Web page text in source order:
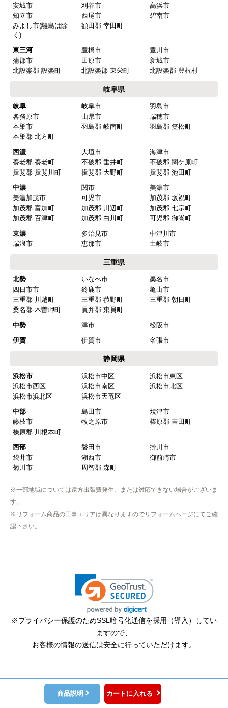
【注文商品】換気扇・レンジフー
【このショップを選んだ理由は？】
た
【注文からどのくらいで届きましたか？】
【その他感想・コメント】
マークレさん
2025年10月10日 21:04
欲しい商品をスムーズに注文できましたか？
ショップからの連絡や対応は適切でしたか？
予定の期日までに商品が届きましたか？
はい
商品の梱包は必要十分なものでしたか？
【注文商品】浄水器・整水器 【注文時
期】2025年07月頃（モバイルから）
【このショップを選んだ理由は？】
近隣で安く、評判が良かったため
【注文からどのくらいで届きましたか？】
取付工事の数日前に調整して届けてくれた
作業をされた方はスムーズで親切でした
欲しい商品をスムーズに注文できましたか？
ショップからの連絡や対応は適切でしたか？
はい
予定の期日までに商品が届きましたか？
はい
またこのショップを利用したいですか？
商品説明 カートに入れる
安城市
刈谷市
高浜市
知立市
西尾市
碧南市
みよし市(離島は除
く)
額田郡 幸田町
東三河 豊橋市
豊川市
蒲郡市
田原市
新城市
北設楽郡 設楽町
北設楽郡 東栄町 北設楽郡 豊根村
岐阜県
岐阜 岐阜市
羽島市
各務原市
山県市
瑞穂市
本巣市
羽島郡 岐南町
羽島郡 笠松町
本巣郡 北方町
西濃
大垣市
海津市
養老郡 養老町
不破郡 垂井町
不破郡 関ケ原町
揖斐郡 揖斐川町
揖斐郡 大野町
揖斐郡 池田町
中濃
関市
美濃市
美濃加茂市
可児市
加茂郡 坂祝町
加茂郡 富加町
加茂郡 川辺町
加茂郡 七宗町
加茂郡 百津町
加茂郡 白川町
可児郡 御嵩町
東濃
多治見市
中津川市
瑞浪市
恵那市 土岐市
三重県
北勢 いなべ市
桑名市
四日市市
鈴鹿市
亀山市
三重郡 川越町
三重郡 菰野町
三重郡 朝日町
桑名郡 木曽岬町
員弁郡 東員町
中勢
津市
松阪市
伊賀
伊賀市 名張市
静岡県
浜松市 浜松市中区
浜松市東区
浜松市西区
浜松市南区
浜松市北区
浜松市浜北区
浜松市天竜区
中部
島田市
焼津市
藤枝市
牧之原市
榛原郡 吉田町
榛原郡 川根本町
西部
磐田市
掛川市
袋井市
湖西市
御前崎市
菊川市
周智郡 森町
※一部地域については遠方出張費発生、または対応できない場合がございま
す。
※リフォーム商品の工事エリアは異なりますのでリフォームページにてご確
認下さい。
※プライバシー保護のためSSL暗号化通信を採用（導入）してい
ますので、
お客様の情報の送信は安全に行っていただけます。